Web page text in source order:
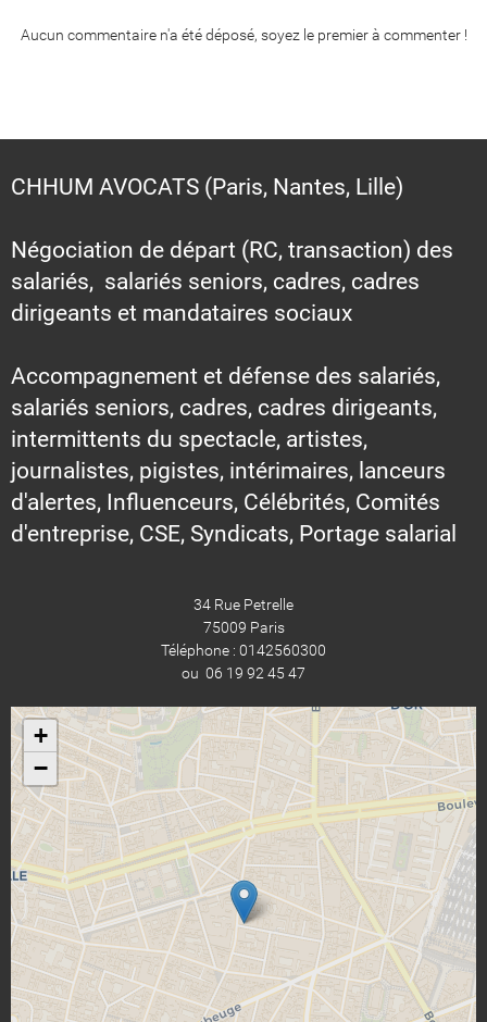
Aucun commentaire n'a été déposé, soyez le premier à commenter !
CHHUM AVOCATS (Paris, Nantes, Lille)
Négociation de départ (RC, transaction) des
salariés, salariés seniors, cadres, cadres
dirigeants et mandataires sociaux
Accompagnement et défense des salariés,
salariés seniors, cadres, cadres dirigeants,
intermittents du spectacle, artistes,
journalistes, pigistes, intérimaires, lanceurs
d'alertes, Influenceurs, Célébrités, Comités
d'entreprise, CSE, Syndicats, Portage salarial
34 Rue Petrelle
75009 Paris
Téléphone : 0142560300
ou 06 19 92 45 47
+
−